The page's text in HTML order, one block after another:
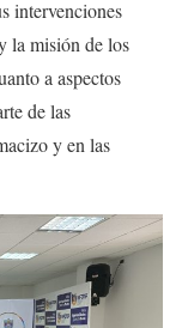
intervenciones
la misión de los
a aspectos
de las
y en las